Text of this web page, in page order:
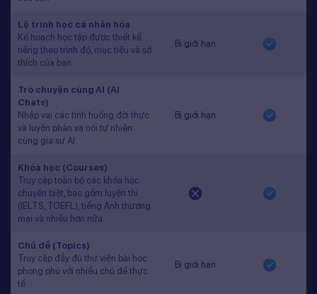
Lộ trình học cá nhân hóa
Kế hoạch học tập được thiết kế
riêng theo trình độ, mục tiêu và sở
thích của bạn.
Bị giới hạn
Trò chuyện cùng AI (AI
Chats)
Nhập vai các tình huống đời thực
và luyện phản xạ nói tự nhiên
cùng gia sư AI.
Bị giới hạn
Khóa học (Courses)
Truy cập toàn bộ các khóa học
chuyên biệt, bao gồm luyện thi
(IELTS, TOEFL), tiếng Anh thương
mại và nhiều hơn nữa.
Chủ đề (Topics)
Truy cập đầy đủ thư viện bài học
phong phú với nhiều chủ đề thực
tế.
Bị giới hạn